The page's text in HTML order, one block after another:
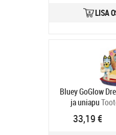
LISA
Bluey GoGlow
ja uniapu
33,19 €